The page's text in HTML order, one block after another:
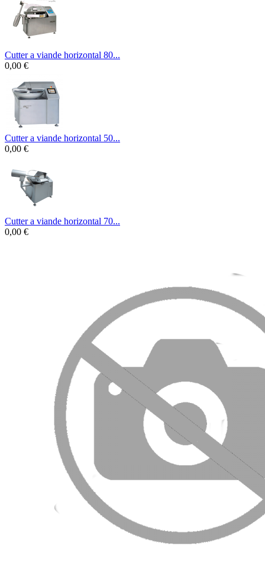
Cutter a viande horizontal 80...
0,00 €
Cutter a viande horizontal 50...
0,00 €
Cutter a viande horizontal 70...
0,00 €